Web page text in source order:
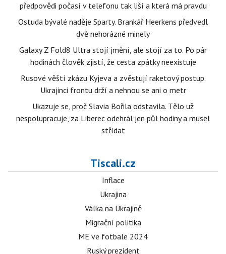
předpovědi počasí v telefonu tak liší a která má pravdu
Ostuda bývalé naděje Sparty. Brankář Heerkens předvedl
dvě nehorázné minely
Galaxy Z Fold8 Ultra stojí jmění, ale stojí za to. Po pár
hodinách člověk zjistí, že cesta zpátky neexistuje
Rusové věští zkázu Kyjeva a zvěstují raketový postup.
Ukrajinci frontu drží a nehnou se ani o metr
Ukazuje se, proč Slavia Bořila odstavila. Tělo už
nespolupracuje, za Liberec odehrál jen půl hodiny a musel
střídat
Tiscali.cz
Inflace
Ukrajina
Válka na Ukrajině
Migrační politika
ME ve fotbale 2024
Ruský prezident